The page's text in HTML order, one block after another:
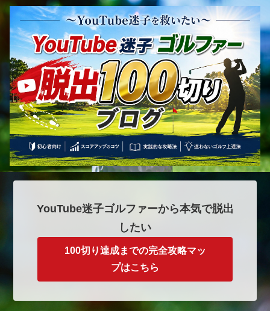
YouTube迷子ゴルファーから本気で脱出
したい
100切り達成までの完全攻略マッ
プはこちら